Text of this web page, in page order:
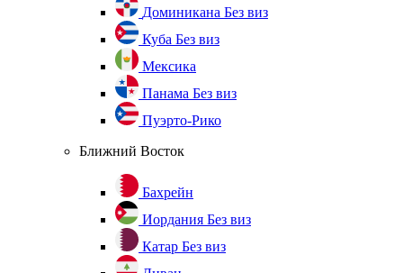
Доминикана Без виз
Куба Без виз
Мексика
Панама Без виз
Пуэрто-Рико
Ближний Восток
Бахрейн
Иордания Без виз
Катар Без виз